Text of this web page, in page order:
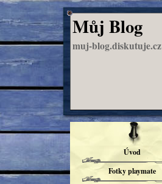
Můj Blog
muj-blog.diskutuje.cz
Úvod
Fotky playmate